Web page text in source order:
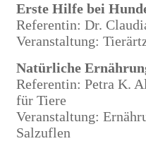
Erste Hilfe bei
Referentin: Dr.
Veranstaltung:
Natürliche
Referentin: Petra K.
für Tiere
Veranstaltung:
Salzuflen